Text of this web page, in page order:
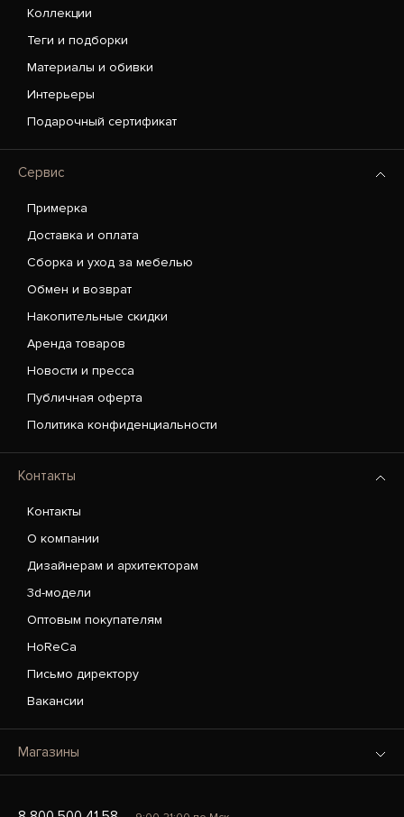
Коллекции
Теги и подборки
Материалы и обивки
Интерьеры
Подарочный сертификат
Сервис
Примерка
Доставка и оплата
Сборка и уход за мебелью
Обмен и возврат
Накопительные скидки
Аренда товаров
Новости и пресса
Публичная оферта
Политика конфиденциальности
Контакты
Контакты
О компании
Дизайнерам и архитекторам
3d-модели
Оптовым покупателям
HoReCa
Письмо директору
Вакансии
Магазины